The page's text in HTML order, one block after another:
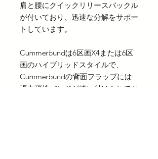
肩と腰にクイックリリースバックル
が付いており、迅速な分解をサポー
トしています。
Cummerbundは6区画X4または6区
画のハイブリッドスタイルで、
Cummerbundの背面フラップには
張力弾性バンドが縫い付けられてお